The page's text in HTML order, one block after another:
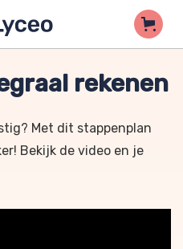
rekenen
Met dit stappenplan
Bekijk de video en je